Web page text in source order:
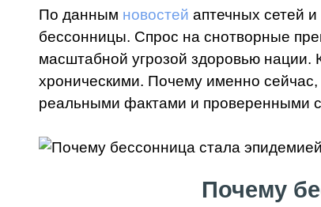
По данным новостей аптечных сетей
бессонницы. Спрос на снотворные
масштабной угрозой здоровью нации.
хроническими. Почему именно
реальными фактами и проверенными
Почему